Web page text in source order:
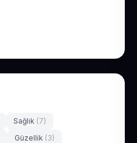
Sağlık (7)
Güzellik (3)